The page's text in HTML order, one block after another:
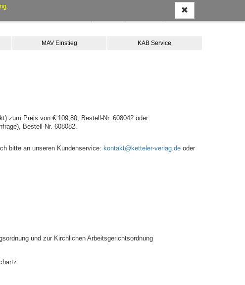
.
Warenkorb
MAV Einstieg KAB Service
zum Preis von € 109,80, Bestell-Nr. 608042 oder
Bestell-Nr. 608082.
bitte an unseren Kundenservice: kontakt@ketteler-verlag.de oder
und zur Kirchlichen Arbeitsgerichtsordnung